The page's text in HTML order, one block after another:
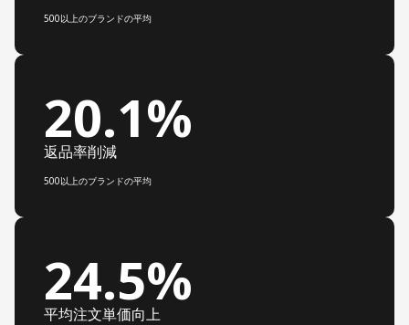
500以上のブランドの平均
20.1%
返品率削減
500以上のブランドの平均
24.5%
平均注文単価向上